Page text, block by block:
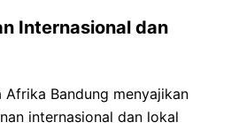
Internasional dan
Bandung menyajikan
internasional dan lokal